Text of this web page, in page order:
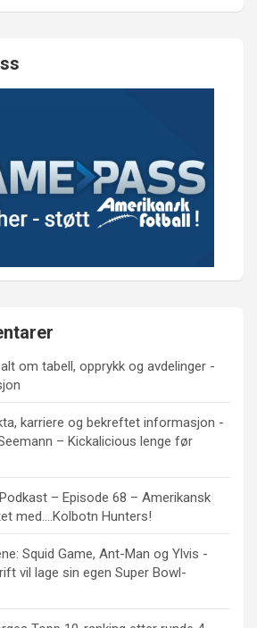
om tabell, opprykk og avdelinger -
karriere og bekreftet informasjon -
– Kickalicious lenge før
– Episode 68 – Amerikansk
med….Kolbotn Hunters!
Squid Game, Ant-Man og Ylvis -
vil lage sin egen Super Bowl-